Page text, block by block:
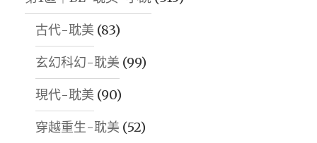
古代-耽美 (83)
玄幻科幻-耽美 (99)
現代-耽美 (90)
穿越重生-耽美 (52)